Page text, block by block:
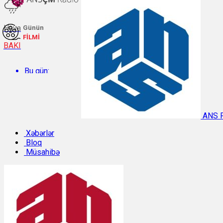
Hava
BAKI
Bu gün:
Temperatur: 29.2°C. Rütubət: 57%.
Sabah:
Günün
FİLMİ
ANS
Xəbərlər
Bloq
Müsahibə